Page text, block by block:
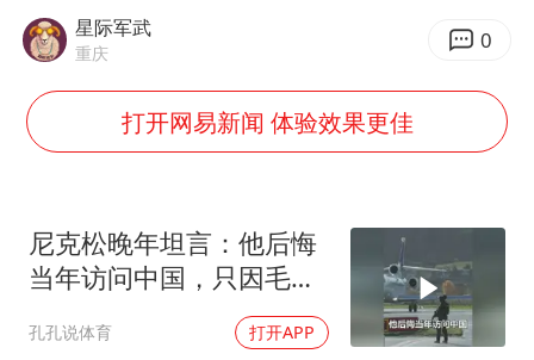
24小时不关空调 电费会更低吗
多地要求领导干部带头休假
吉林一“温度计大楼”读数爆表
东方甄选被判赔偿江小白30万元
星际军武
重庆 0
打开网易新闻 体验效果更佳
尼克松晚年坦言：他后悔
当年访问中国，只因毛主
孔孔说体育 打开APP